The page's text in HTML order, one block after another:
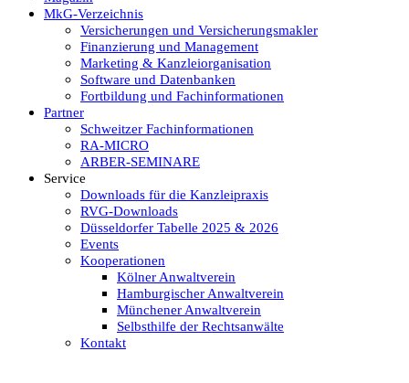
MkG-Verzeichnis
Versicherungen und Versicherungsmakler
Finanzierung und Management
Marketing & Kanzleiorganisation
Software und Datenbanken
Fortbildung und Fachinformationen
Partner
Schweitzer Fachinformationen
RA-MICRO
ARBER-SEMINARE
Service
Downloads für die Kanzleipraxis
RVG-Downloads
Düsseldorfer Tabelle 2025 & 2026
Events
Kooperationen
Kölner Anwaltverein
Hamburgischer Anwaltverein
Münchener Anwaltverein
Selbsthilfe der Rechtsanwälte
Kontakt